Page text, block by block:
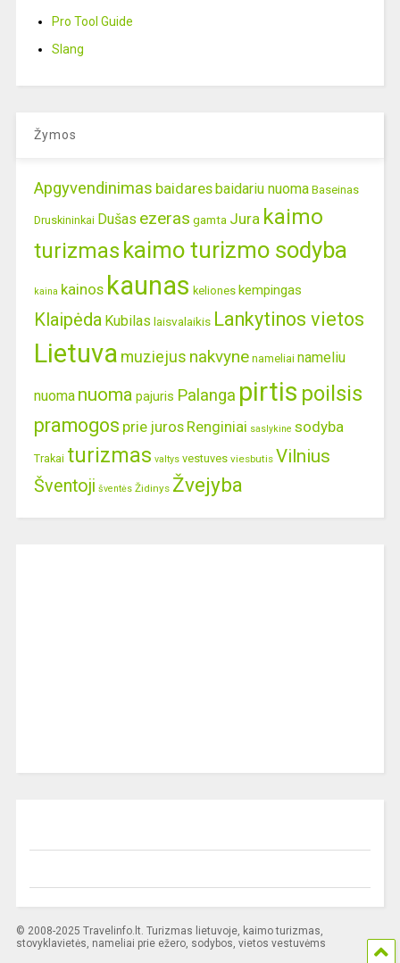
Pro Tool Guide
Slang
Žymos
Apgyvendinimas baidares baidariu nuoma Baseinas
Druskininkai Dušas ezeras gamta Jura kaimo
turizmas kaimo turizmo sodyba
kaina kainos kaunas keliones kempingas
Klaipėda Kubilas laisvalaikis Lankytinos vietos
Lietuva muziejus nakvyne nameliai nameliu
nuoma nuoma pajuris Palanga pirtis poilsis
pramogos prie juros Renginiai saslykine sodyba
Trakai turizmas valtys vestuves viesbutis Vilnius
Šventoji šventės Židinys Žvejyba
© 2008-2025 Travelinfo.lt. Turizmas lietuvoje, kaimo turizmas,
stovyklavietės, nameliai prie ežero, sodybos, vietos vestuvėms